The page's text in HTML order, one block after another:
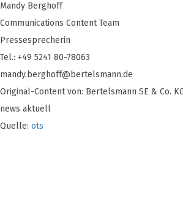
Mandy Berghoff
Communications Content Team
Pressesprecherin
Tel.: +49 5241 80-78063
mandy.berghoff@bertelsmann.de
Original-Content von: Bertelsmann SE & Co.
news aktuell
Quelle: ots